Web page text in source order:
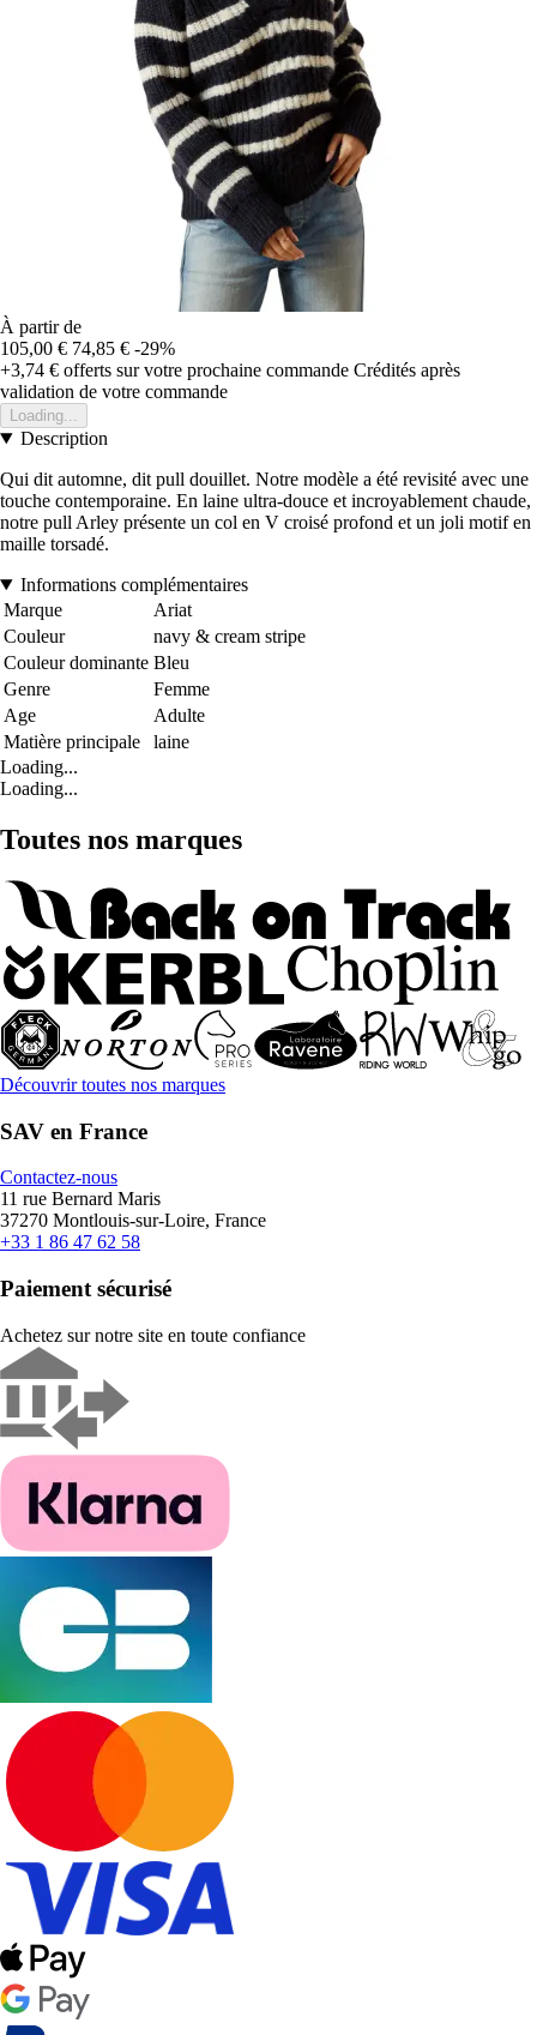
À partir de
105,00 € 74,85 € -29%
+3,74 € offerts sur votre prochaine commande Crédités après
validation de votre commande
Loading...
Description
Qui dit automne, dit pull douillet. Notre modèle a été revisité avec une
touche contemporaine. En laine ultra-douce et incroyablement chaude,
notre pull Arley présente un col en V croisé profond et un joli motif en
maille torsadé.
Informations complémentaires
Marque
Ariat
Couleur
navy & cream stripe
Couleur dominante Bleu
Genre
Femme
Age
Adulte
Matière principale
laine
Loading...
Loading...
Toutes nos marques
Découvrir toutes nos marques
SAV en France
Contactez-nous
11 rue Bernard Maris
37270 Montlouis-sur-Loire, France
+33 1 86 47 62 58
Paiement sécurisé
Achetez sur notre site en toute confiance